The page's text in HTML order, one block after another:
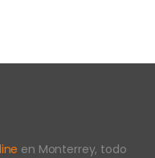
en Monterrey, todo